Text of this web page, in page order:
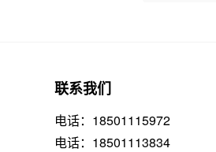
联系我们
电话：18501115972
电话：18501113834